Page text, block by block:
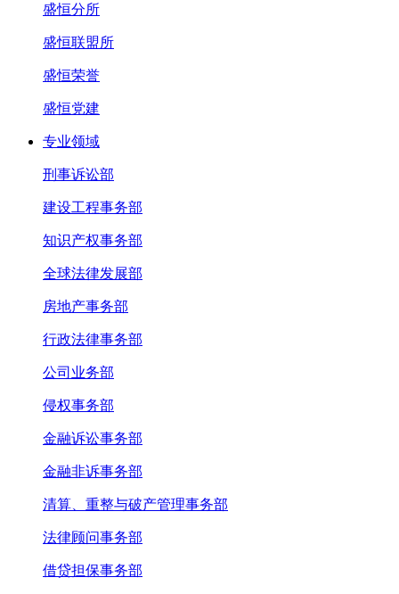
盛恒分所
盛恒联盟所
盛恒荣誉
盛恒党建
专业领域
刑事诉讼部
建设工程事务部
知识产权事务部
全球法律发展部
房地产事务部
行政法律事务部
公司业务部
侵权事务部
金融诉讼事务部
金融非诉事务部
清算、重整与破产管理事务部
法律顾问事务部
借贷担保事务部